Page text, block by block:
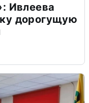
Ивлеева
дорогущую